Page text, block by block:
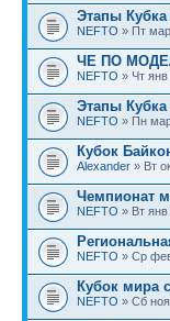
Этапы Кубка
NEFTO » Пт
ЧЕ ПО
NEFTO » Чт
Этапы Кубка
NEFTO » Пн
Кубок
Alexander » Вт
Чемпионат
NEFTO » Вт янв
NEFTO » Ср
Кубок мира
NEFTO » Сб